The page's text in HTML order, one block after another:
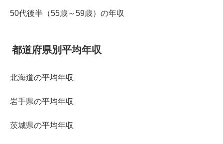
50代後半（55歳～59歳）の年収
都道府県別平均年収
北海道の平均年収
岩手県の平均年収
茨城県の平均年収